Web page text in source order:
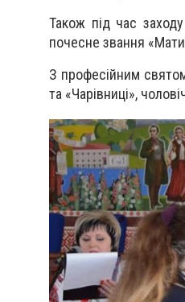
Також під час
почесне звання
З професійним
та «Чарівниці»,